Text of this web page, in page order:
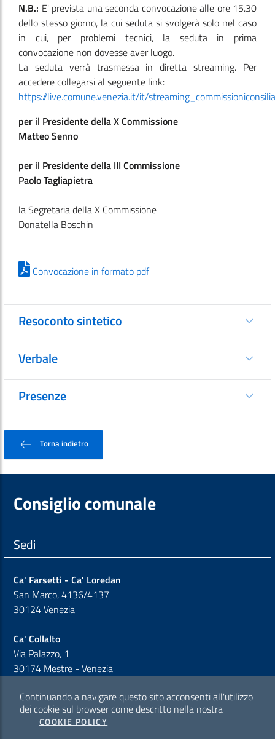
N.B.: E' prevista una seconda convocazione alle ore 15.30
dello stesso giorno, la cui seduta si svolgerà solo nel caso
in cui, per problemi tecnici, la seduta in prima
convocazione non dovesse aver luogo.
La seduta verrà trasmessa in diretta streaming. Per
accedere collegarsi al seguente link:
https://live.comune.venezia.it/it/
per il Presidente della X Commissione
Matteo Senno
per il Presidente della III Commissione
Paolo Tagliapietra
la Segretaria della X Commissione
Donatella Boschin
Convocazione in formato pdf
Resoconto sintetico
Verbale
Presenze
Torna indietro
Consiglio comunale
Sedi
Ca' Farsetti - Ca' Loredan
San Marco, 4136/4137
30124 Venezia
Ca' Collalto
Via Palazzo, 1
30174 Mestre - Venezia
Sezione Link Policy
Cookie policy
Continuando a navigare questo sito acconsenti all'utilizzo
dei cookie sul browser come descritto nella nostra
COOKIE POLICY